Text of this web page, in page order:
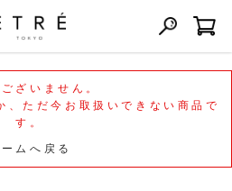
ざいません。
、ただ今お取扱いできない商品で
す。
ムへ戻る